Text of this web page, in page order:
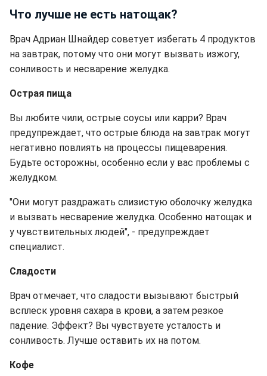
Что лучше не есть натощак?
Врач Адриан Шнайдер советует избегать 4 продуктов
на завтрак, потому что они могут вызвать изжогу,
сонливость и несварение желудка.
Острая пища
Вы любите чили, острые соусы или карри? Врач
предупреждает, что острые блюда на завтрак могут
негативно повлиять на процессы пищеварения.
Будьте осторожны, особенно если у вас проблемы с
желудком.
"Они могут раздражать слизистую оболочку желудка
и вызвать несварение желудка. Особенно натощак и
у чувствительных людей", - предупреждает
специалист.
Сладости
Врач отмечает, что сладости вызывают быстрый
всплеск уровня сахара в крови, а затем резкое
падение. Эффект? Вы чувствуете усталость и
сонливость. Лучше оставить их на потом.
Кофе